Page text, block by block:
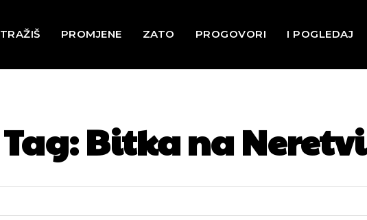
TRAŽIŠ PROMJENE ZATO PROGOVORI I POGLEDAJ
Tag:Bitka na Neretvi